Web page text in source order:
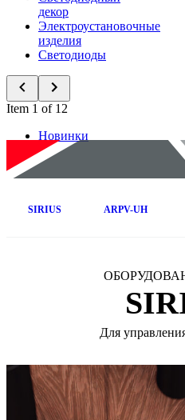
декор
Электроустановочные
изделия
Светодиоды
Item 1 of 12
Новинки
SIRIUS ARPV-UH
Для